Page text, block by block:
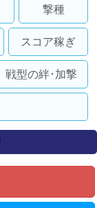
撃種
スコア稼ぎ
戦型の絆･加撃